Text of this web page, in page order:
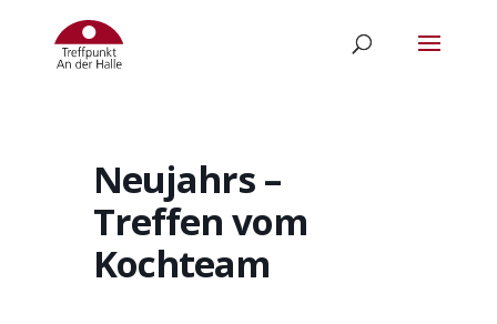
Neujahrs –
Treffen vom
Kochteam